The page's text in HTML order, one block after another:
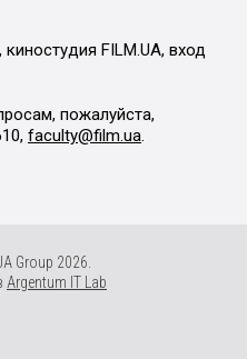
FILM.UA, вход
пожалуйста,
faculty@film.ua.
Group 2026.
Argentum IT Lab